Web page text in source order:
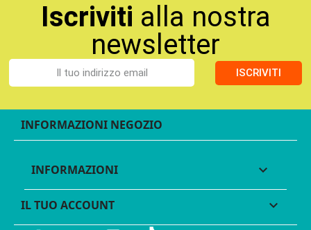
Iscriviti alla nostra
newsletter
ISCRIVITI
INFORMAZIONI NEGOZIO
INFORMAZIONI 
IL TUO ACCOUNT 